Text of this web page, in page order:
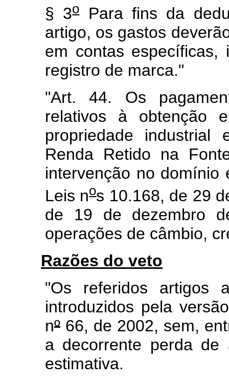
§ 3oPara fins da
artigo, os gastos
em contas específicas,
registro de marca."
"Art. 44. Os
relativos à obtenção
propriedade
Renda Retido na
intervenção no domínio
Leis nos 10.168, de 29
de 19 de dezembro
operações de câmbio,
Razões do veto
"Os referidos artigos
introduzidos pela
nº 66, de 2002, sem,
a decorrente perda de
estimativa.